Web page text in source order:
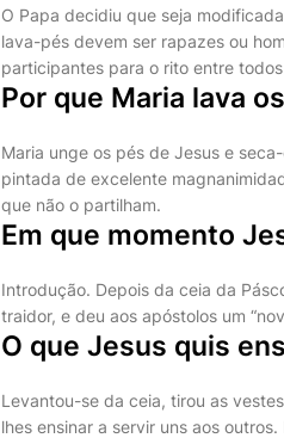
O Papa decidiu que seja
lava-pés devem ser rapazes ou
participantes para o rito entre
Por que Maria lava
Maria unge os pés de Jesus e
pintada de excelente
que não o partilham.
Em que momento
Introdução. Depois da ceia da
traidor, e deu aos apóstolos um
O que Jesus quis
Levantou-se da ceia, tirou as
lhes ensinar a servir uns aos